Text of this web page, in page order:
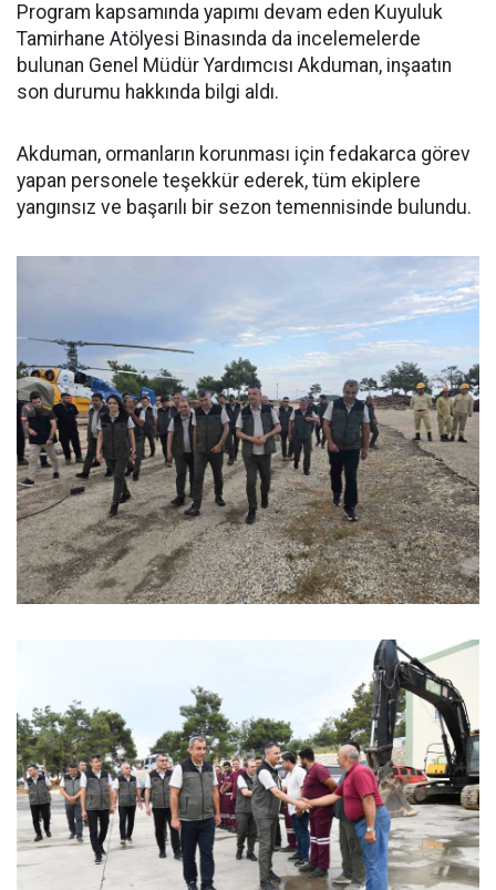
Program kapsamında yapımı devam eden Kuyuluk
Tamirhane Atölyesi Binasında da incelemelerde
bulunan Genel Müdür Yardımcısı Akduman, inşaatın
son durumu hakkında bilgi aldı.
Akduman, ormanların korunması için fedakarca görev
yapan personele teşekkür ederek, tüm ekiplere
yangınsız ve başarılı bir sezon temennisinde bulundu.